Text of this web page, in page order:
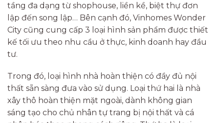
tầng đa dạng từ shophouse, liền kề, biệt thự đơn
lập đến song lập… Bên cạnh đó, Vinhomes Wonder
City cũng cung cấp 3 loại hình sản phẩm được thiết
kế tối ưu theo nhu cầu ở thực, kinh doanh hay đầu
tư.
Trong đó, loại hình nhà hoàn thiện có đầy đủ nội
thất sẵn sàng đưa vào sử dụng. Loại thứ hai là nhà
xây thô hoàn thiện mặt ngoài, dành không gian
sáng tạo cho chủ nhân tự trang bị nội thất và cá